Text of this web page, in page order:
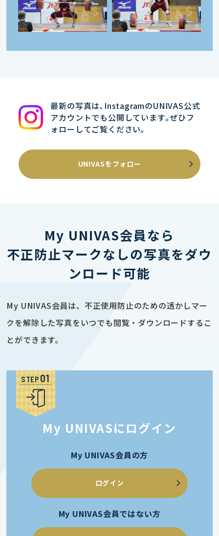
最新の写真は､InstagramのUNIVAS公式
アカウントでも公開しています｡ぜひフ
ォローしてご覧ください｡
UNIVASをフォロー
My UNIVAS会員なら
不正防止マークなしの写真をダウ
ンロード可能
My UNIVAS会員は、不正使用防止のための透かしマー
クを解除した写真をいつでも閲覧・ダウンロードするこ
とができます。
STEP
My UNIVASにログイン
My UNIVAS会員の方
ログイン
My UNIVAS会員ではない方